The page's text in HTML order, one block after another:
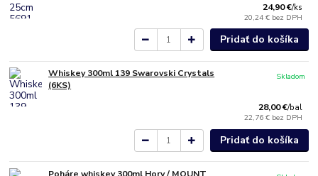
24,90 €/ks
20,24 € bez DPH
Pridať do košíka
Whiskey 300ml 139 Swarovski Crystals
(6KS)
28,00 €/bal
22,76 € bez DPH
Skladom
Pridať do košíka